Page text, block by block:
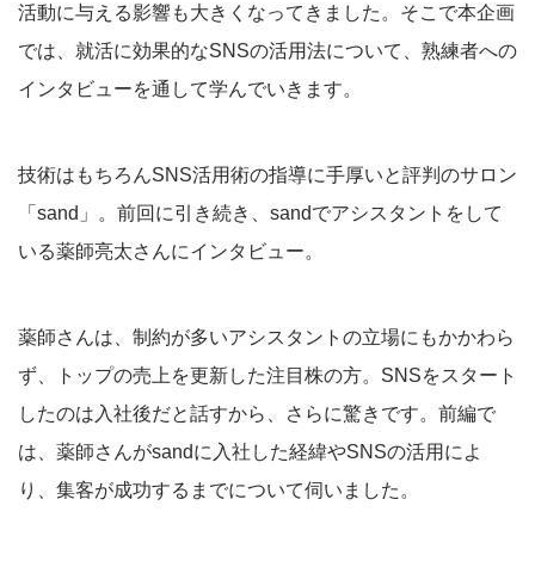
活動に与える影響も大きくなってきました。そこで本企画
では、就活に効果的なSNSの活用法について、熟練者への
インタビューを通して学んでいきます。
技術はもちろんSNS活用術の指導に手厚いと評判のサロン
「sand」。前回に引き続き、sandでアシスタントをして
いる薬師亮太さんにインタビュー。
薬師さんは、制約が多いアシスタントの立場にもかかわら
ず、トップの売上を更新した注目株の方。SNSをスタート
したのは入社後だと話すから、さらに驚きです。前編で
は、薬師さんがsandに入社した経緯やSNSの活用によ
り、集客が成功するまでについて伺いました。